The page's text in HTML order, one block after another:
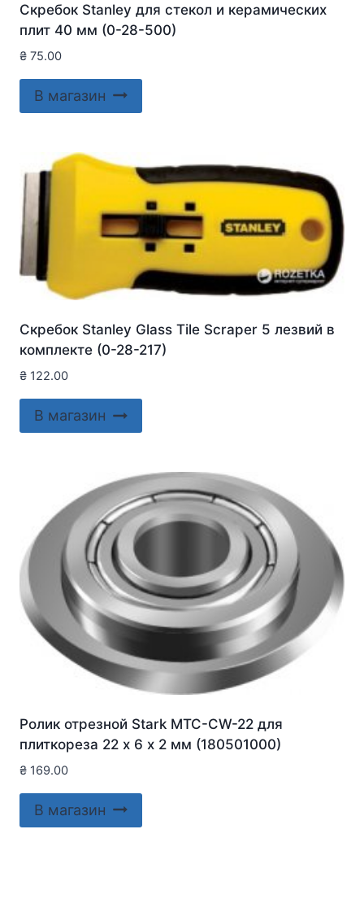
Скребок Stanley для стекол и керамических
плит 40 мм (0-28-500)
₴ 75.00
В магазин
Скребок Stanley Glass Tile Scraper 5 лезвий в
комплекте (0-28-217)
₴ 122.00
В магазин
Ролик отрезной Stark MTC-CW-22 для
плиткореза 22 х 6 х 2 мм (180501000)
₴ 169.00
В магазин